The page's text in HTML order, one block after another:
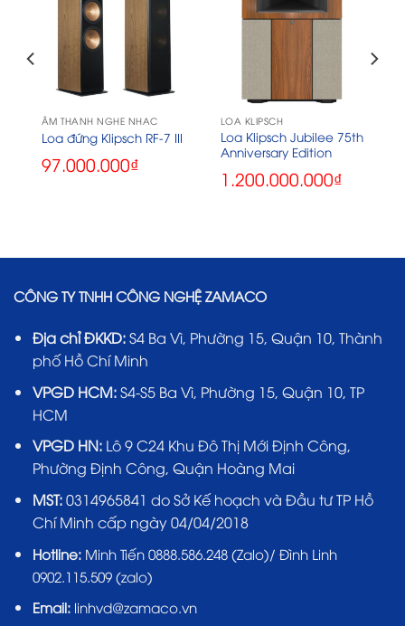
ÂM THANH NGHE NHẠC
Loa đứng Klipsch RF-7 III
97.000.000₫
LOA KLIPSCH
Loa Klipsch Jubilee 75th
Anniversary Edition
1.200.000.000₫
CÔNG TY TNHH CÔNG NGHỆ ZAMACO
Địa chỉ ĐKKD:S4 Ba Vì, Phường 15, Quận 10, Thành
phố Hồ Chí Minh
VPGD HCM:S4-S5 Ba Vì, Phường 15, Quận 10, TP
HCM
VPGD HN:Lô 9 C24 Khu Đô Thị Mới Định Công,
Phường Định Công, Quận Hoàng Mai
MST:0314965841 do Sở Kế hoạch và Đầu tư TP Hồ
Chí Minh cấp ngày 04/04/2018
Hotline: Minh Tiến 0888.586.248 (Zalo)/ Đình Linh
0902.115.509 (zalo)
Email:linhvd@zamaco.vn